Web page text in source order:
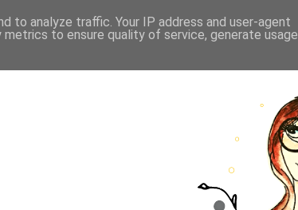
to analyze traffic. Your IP address and user-agent
to ensure quality of service, generate usage